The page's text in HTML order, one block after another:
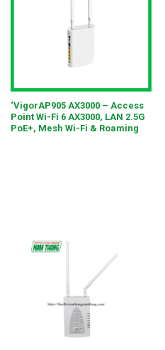
‘VigorAP905 AX3000 – Access
Point Wi-Fi 6 AX3000, LAN 2.5G
PoE+, Mesh Wi-Fi & Roaming